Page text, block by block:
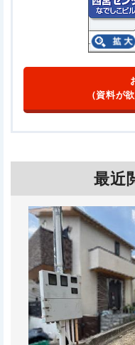
（資料が
最近